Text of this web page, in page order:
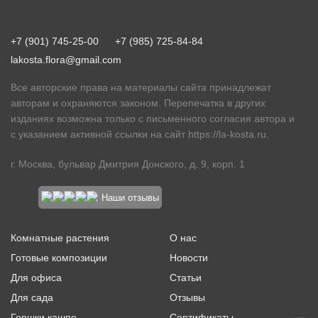
+7 (901) 745-25-00
+7 (985) 725-84-84
lakosta.flora@gmail.com
Все авторские права на материалы сайта принадлежат
авторам и охраняются законом. Перепечатка в других
изданиях возможна только с письменного согласия автора и
с указанием активной ссылки на сайт https://la-kosta.ru
г. Москва, бульвар Дмитрия Донского, д. 9, корп. 1
Наши отзывы
Комнатные растения
Готовые композиции
Для офиса
Для сада
О нас
Новости
Статьи
Отзывы